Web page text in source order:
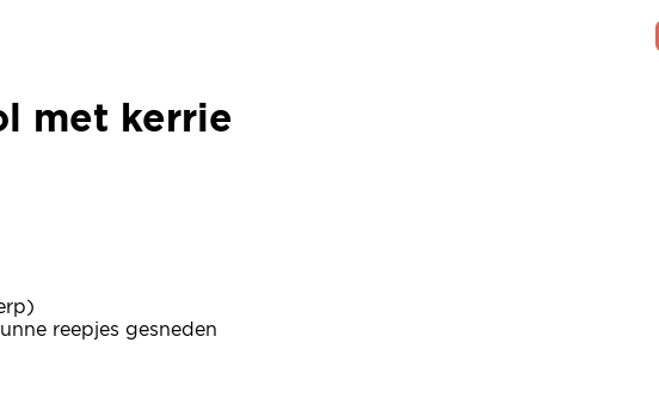
met kerrie
met kerrie
reepjes gesneden